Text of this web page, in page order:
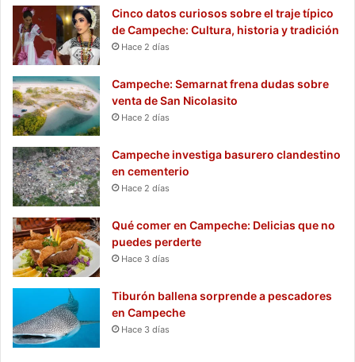
Cinco datos curiosos sobre el traje típico
de Campeche: Cultura, historia y tradición
Hace 2 días
Campeche: Semarnat frena dudas sobre
venta de San Nicolasito
Hace 2 días
Campeche investiga basurero clandestino
en cementerio
Hace 2 días
Qué comer en Campeche: Delicias que no
puedes perderte
Hace 3 días
Tiburón ballena sorprende a pescadores
en Campeche
Hace 3 días